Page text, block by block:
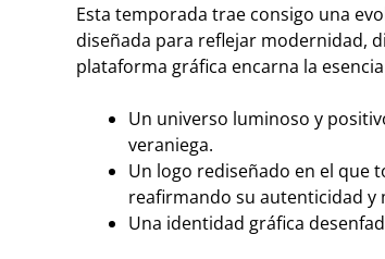
Esta temporada trae consigo una
diseñada para reflejar modernidad,
plataforma gráfica encarna la
Un universo luminoso y
veraniega.
Un logo rediseñado en el que
reafirmando su autenticidad y
Una identidad gráfica